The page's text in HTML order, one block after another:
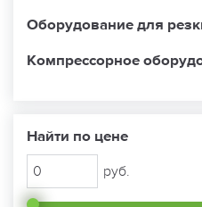
Оборудование для
Компрессорное
Найти по цене
руб.